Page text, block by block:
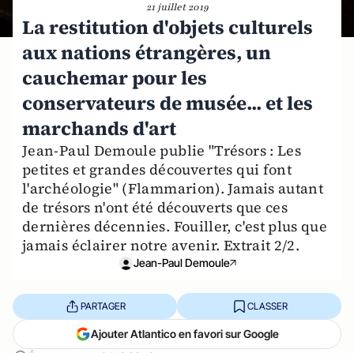
21 juillet 2019
La restitution d'objets culturels
aux nations étrangères, un
cauchemar pour les
conservateurs de musée... et les
marchands d'art
Jean-Paul Demoule publie "Trésors : Les
petites et grandes découvertes qui font
l'archéologie" (Flammarion). Jamais autant
de trésors n'ont été découverts que ces
dernières décennies. Fouiller, c'est plus que
jamais éclairer notre avenir. Extrait 2/2.
Jean-Paul Demoule
PARTAGER CLASSER
Ajouter Atlantico en favori sur Google